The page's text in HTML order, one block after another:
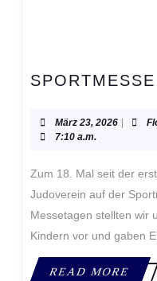
März 23, 2026März
7:10 a.m.
Zum 18. Mal seit der ersten Messe durften wir unseren
Judoverein auf der
Messetagen stellten wir
Kindern vor und gaben
READ MORE